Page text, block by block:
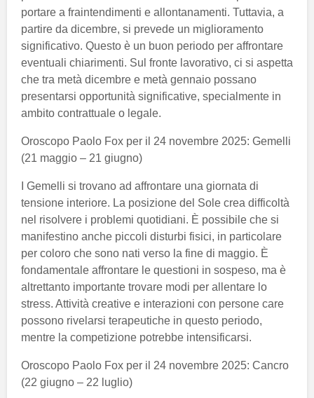
portare a fraintendimenti e allontanamenti. Tuttavia, a
partire da dicembre, si prevede un miglioramento
significativo. Questo è un buon periodo per affrontare
eventuali chiarimenti. Sul fronte lavorativo, ci si aspetta
che tra metà dicembre e metà gennaio possano
presentarsi opportunità significative, specialmente in
ambito contrattuale o legale.
Oroscopo Paolo Fox per il 24 novembre 2025: Gemelli
(21 maggio – 21 giugno)
I Gemelli si trovano ad affrontare una giornata di
tensione interiore. La posizione del Sole crea difficoltà
nel risolvere i problemi quotidiani. È possibile che si
manifestino anche piccoli disturbi fisici, in particolare
per coloro che sono nati verso la fine di maggio. È
fondamentale affrontare le questioni in sospeso, ma è
altrettanto importante trovare modi per allentare lo
stress. Attività creative e interazioni con persone care
possono rivelarsi terapeutiche in questo periodo,
mentre la competizione potrebbe intensificarsi.
Oroscopo Paolo Fox per il 24 novembre 2025: Cancro
(22 giugno – 22 luglio)